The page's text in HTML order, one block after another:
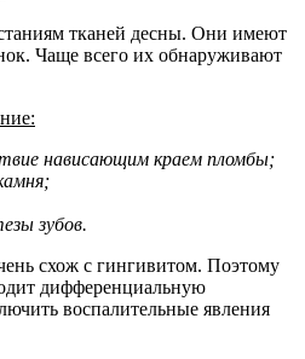
тканей десны. Они имеют
Чаще всего их обнаруживают
нависающим краем пломбы;
зубов.
схож с гингивитом. Поэтому
дифференциальную
воспалительные явления